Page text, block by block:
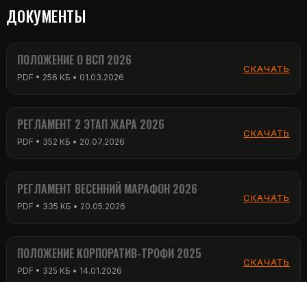
ПОЛОЖЕНИЕ О ВСП 2026
РЕГЛАМЕНТ 2 ЭТАП ЖАРА 2026
РЕГЛАМЕНТ ВЕСЕННИЙ МАРАФОН 2026
ПОЛОЖЕНИЕ КОРПОРАТИВ-ТРОФИ 2025